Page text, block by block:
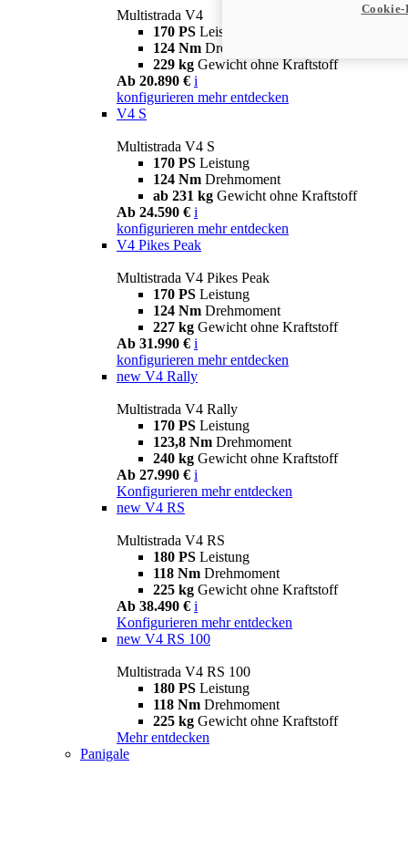
Multistrada V4
170 PS Leistung
124 Nm Drehmoment
229 kg Gewicht ohne Kraftstoff
Ab 20.890 € i
konfigurieren mehr entdecken
V4 S
Multistrada V4 S
170 PS Leistung
124 Nm Drehmoment
ab 231 kg Gewicht ohne Kraftstoff
Ab 24.590 € i
konfigurieren mehr entdecken
V4 Pikes Peak
Multistrada V4 Pikes Peak
170 PS Leistung
124 Nm Drehmoment
227 kg Gewicht ohne Kraftstoff
Ab 31.990 € i
konfigurieren mehr entdecken
new V4 Rally
Multistrada V4 Rally
170 PS Leistung
123,8 Nm Drehmoment
240 kg Gewicht ohne Kraftstoff
Ab 27.990 € i
Konfigurieren mehr entdecken
new V4 RS
Multistrada V4 RS
180 PS Leistung
118 Nm Drehmoment
225 kg Gewicht ohne Kraftstoff
Ab 38.490 € i
Konfigurieren mehr entdecken
new V4 RS 100
Multistrada V4 RS 100
180 PS Leistung
118 Nm Drehmoment
225 kg Gewicht ohne Kraftstoff
Mehr entdecken
Panigale